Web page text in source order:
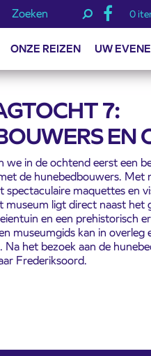
Zoeken 0
ONZE REIZEN UW
7:
EN
we in de ochtend eerst een
de hunebedbouwers. Met
maquettes en
museum ligt direct naast het
en een prehistorisch
museumgids kan in overleg
Na het bezoek aan de
Frederiksoord.